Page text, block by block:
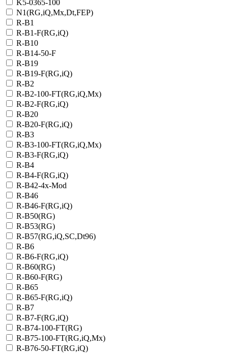
K5-0365-100
N1(RG,iQ,Mx,Dt,FEP)
R-B1
R-B1-F(RG,iQ)
R-B10
R-B14-50-F
R-B19
R-B19-F(RG,iQ)
R-B2
R-B2-100-FT(RG,iQ,Mx)
R-B2-F(RG,iQ)
R-B20
R-B20-F(RG,iQ)
R-B3
R-B3-100-FT(RG,iQ,Mx)
R-B3-F(RG,iQ)
R-B4
R-B4-F(RG,iQ)
R-B42-4x-Mod
R-B46
R-B46-F(RG,iQ)
R-B50(RG)
R-B53(RG)
R-B57(RG,iQ,SC,Dt96)
R-B6
R-B6-F(RG,iQ)
R-B60(RG)
R-B60-F(RG)
R-B65
R-B65-F(RG,iQ)
R-B7
R-B7-F(RG,iQ)
R-B74-100-FT(RG)
R-B75-100-FT(RG,iQ,Mx)
R-B76-50-FT(RG,iQ)